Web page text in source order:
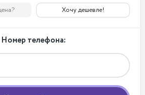
Хочу дешевле!
Номер телефона: